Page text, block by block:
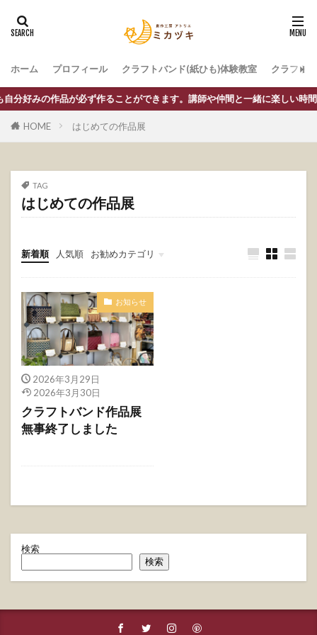
ホーム プロフィール クラフトバンド(紙ひも)体験教室 クラフト
分好みの作品が必ず作ることができます。講師や仲間と一緒に楽しい時間
HOME はじめての作品展
TAG
はじめての作品展
新着順 人気順 お勧めカテゴリ
新着情報
お知らせ
2026年3月29日
2026年3月30日
クラフトバンド作品展
無事終了しました
検索
検索